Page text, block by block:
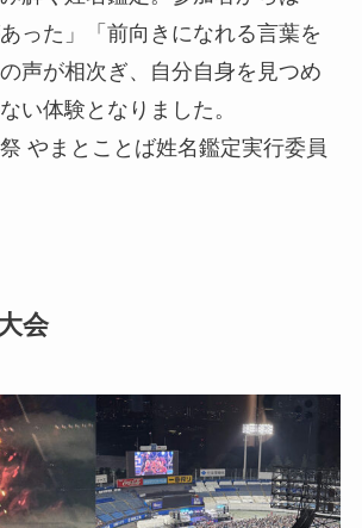
あった」「前向きになれる言葉を
声が相次ぎ、自分自身を見つめ
い体験となりました。
祭 やまとことば姓名鑑定実行委員
会